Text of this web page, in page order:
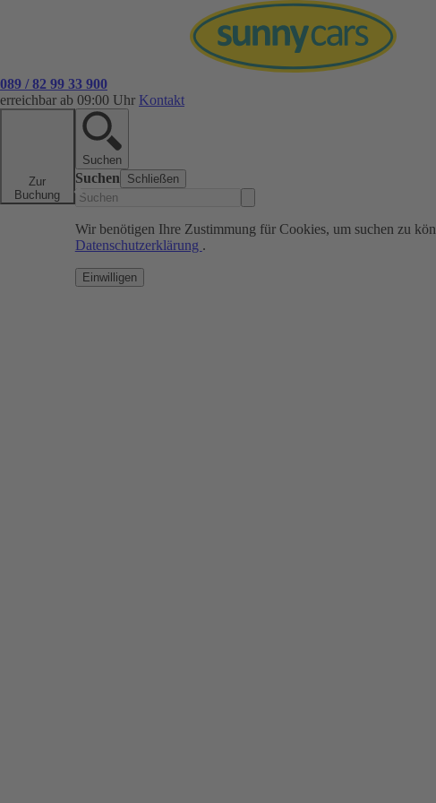
089 / 82 99 33 900
erreichbar ab 09:00 Uhr Kontakt
Zur
Buchung
Suchen
Suchen Schließen
Wir benötigen Ihre Zustimmung für Cookies, um suchen zu
Datenschutzerklärung .
Einwilligen